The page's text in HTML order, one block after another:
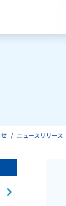
ニュースリリース